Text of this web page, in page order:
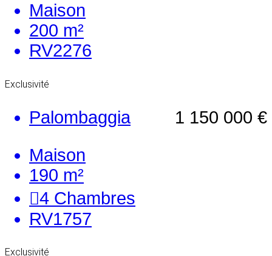
Maison
200 m²
RV2276
Exclusivité
1 150 000 €
Palombaggia
Maison
190 m²
4 Chambres
RV1757
Exclusivité